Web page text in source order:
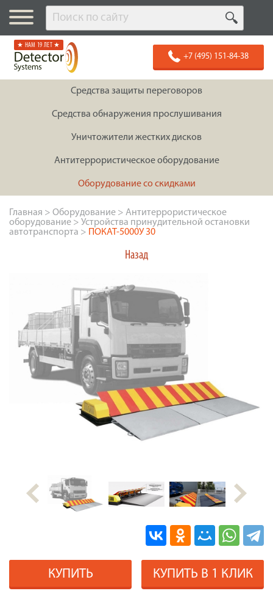
★ НАМ 19 ЛЕТ ★
+7 (495) 151-84-38
Средства защиты переговоров
Средства обнаружения прослушивания
Уничтожители жестких дисков
Антитеррористическое оборудование
Оборудование со скидками
Главная > Оборудование > Антитеррористическое
оборудование > Устройства принудительной остановки
автотранспорта > ПОКАТ-5000У 30
Назад
КУПИТЬ КУПИТЬ В 1 КЛИК